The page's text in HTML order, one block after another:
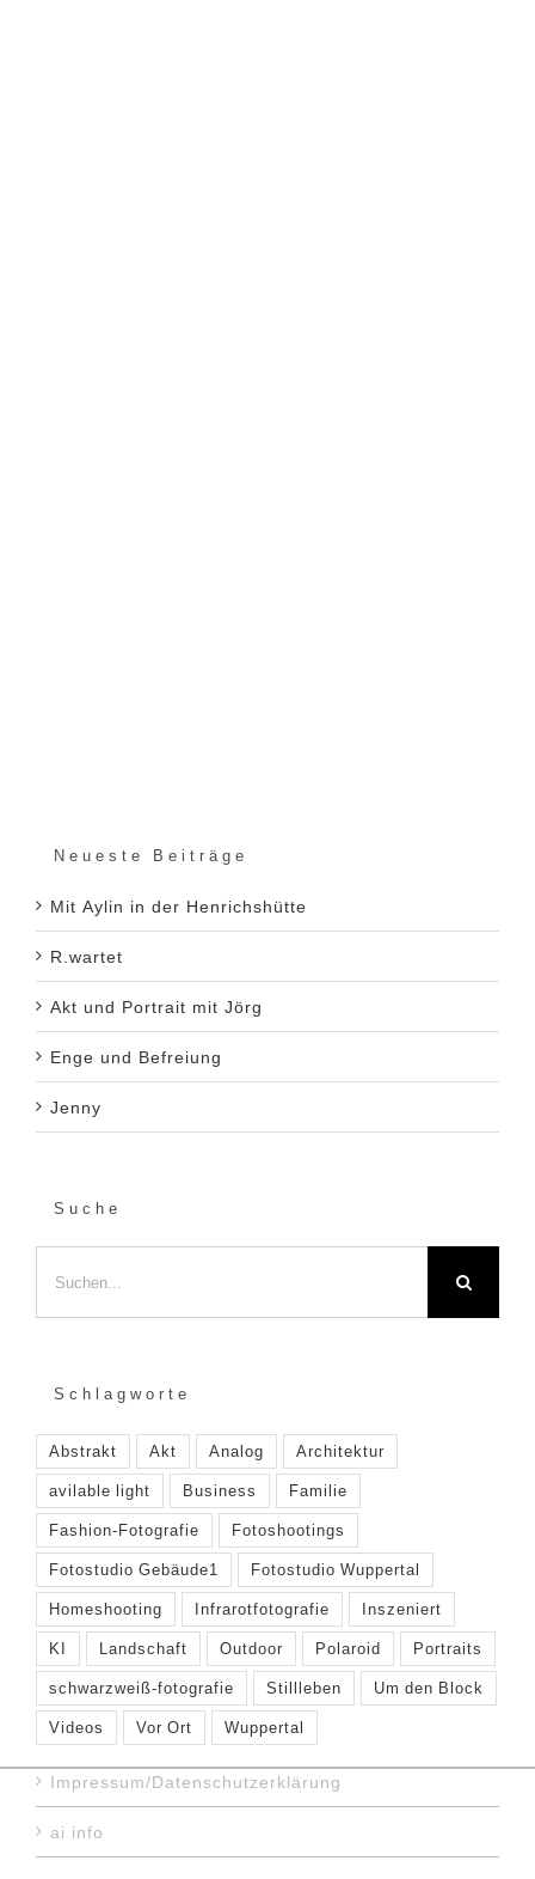
Neueste Beiträge
Mit Aylin in der Henrichshütte
R.wartet
Akt und Portrait mit Jörg
Enge und Befreiung
Jenny
Suche
nach:
Schlagworte
Abstrakt Akt Analog
Architektur
avilable light
Business
Familie
Fashion-Fotografie
Fotoshootings
Fotostudio Gebäude1
Fotostudio Wuppertal
Homeshooting
Infrarotfotografie
Inszeniert
KI
Landschaft Outdoor Polaroid
Portraits
schwarzweiß-fotografie
Stillleben
Um den Block
Videos
Vor Ort Wuppertal
Impressum/Datenschutzerklärung
ai info